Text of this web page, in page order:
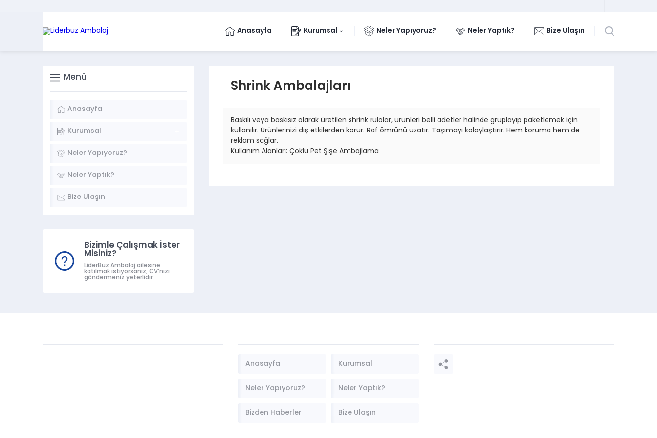
Anasayfa Kurumsal Neler Yapıyoruz? Neler Yaptık? Bize Ulaşın
Shrink Ambalajları
Baskılı veya baskısız olarak üretilen shrink rulolar, ürünleri belli adetler halinde gruplayıp paketlemek için
kullanılır. Ürünlerinizi dış etkilerden korur. Raf ömrünü uzatır. Taşımayı kolaylaştırır. Hem koruma hem de
reklam sağlar.
Kullanım Alanları: Çoklu Pet Şişe Ambajlama
Menü
Anasayfa
Kurumsal
Neler Yapıyoruz?
Neler Yaptık?
Bize Ulaşın
Bizimle Çalışmak İster
Misiniz?
LiderBuz Ambalaj ailesine
katılmak istiyorsanız, CV’nizi
göndermeniz yeterlidir.
Anasayfa Kurumsal
Neler Yapıyoruz? Neler Yaptık?
Bizden Haberler Bize Ulaşın